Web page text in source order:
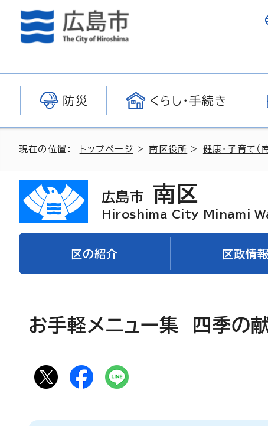
防災 くらし・手続き
現在の位置： トップページ >南区役所 > 健康・子育て（
広島市 南区
Hiroshima City Minami
区の紹介 区政情報
お手軽メニュー集 四季の